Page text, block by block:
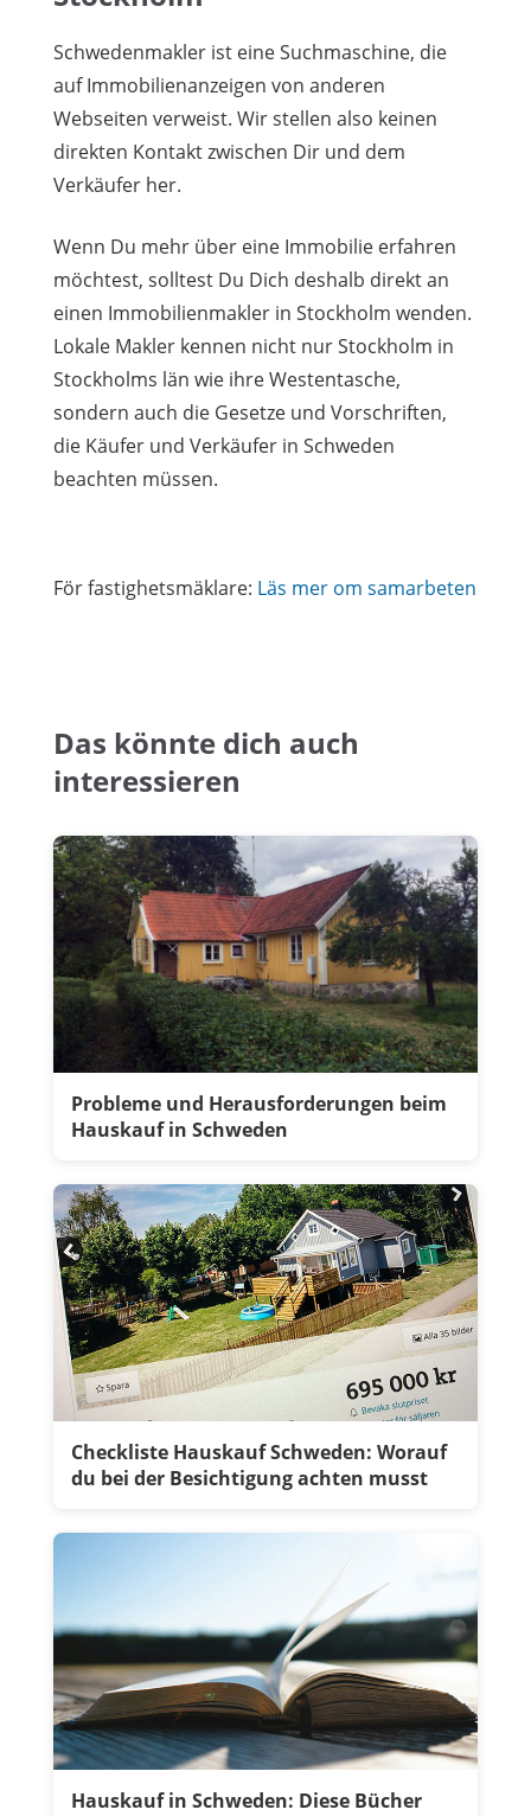
Schwedenmakler ist eine Suchmaschine, die
auf Immobilienanzeigen von anderen
Webseiten verweist. Wir stellen also keinen
direkten Kontakt zwischen Dir und dem
Verkäufer her.
Wenn Du mehr über eine Immobilie erfahren
möchtest, solltest Du Dich deshalb direkt an
einen Immobilienmakler in Stockholm wenden.
Lokale Makler kennen nicht nur Stockholm in
Stockholms län wie ihre Westentasche,
sondern auch die Gesetze und Vorschriften,
die Käufer und Verkäufer in Schweden
beachten müssen.
För fastighetsmäklare: Läs mer om samarbeten
Das könnte dich auch
interessieren
Probleme und Herausforderungen beim
Hauskauf in Schweden
Checkliste Hauskauf Schweden: Worauf
du bei der Besichtigung achten musst
Hauskauf in Schweden: Diese Bücher